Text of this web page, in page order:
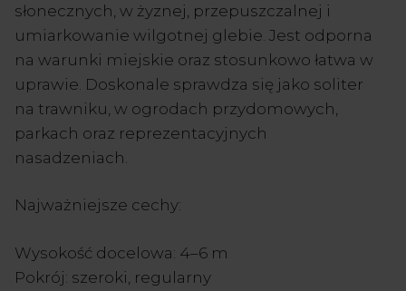
słonecznych, w żyznej, przepuszczalnej i
umiarkowanie wilgotnej glebie. Jest odporna
na warunki miejskie oraz stosunkowo łatwa w
uprawie. Doskonale sprawdza się jako soliter
na trawniku, w ogrodach przydomowych,
parkach oraz reprezentacyjnych
nasadzeniach.
Najważniejsze cechy:
Wysokość docelowa: 4–6 m
Pokrój: szeroki, regularny